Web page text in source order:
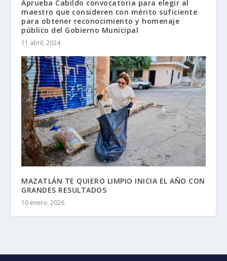
Aprueba Cabildo convocatoria para elegir al
maestro que consideren con mérito suficiente
para obtener reconocimiento y homenaje
público del Gobierno Municipal
11 abril, 2024
MAZATLÁN TE QUIERO LIMPIO INICIA EL AÑO CON
GRANDES RESULTADOS
10 enero, 2026